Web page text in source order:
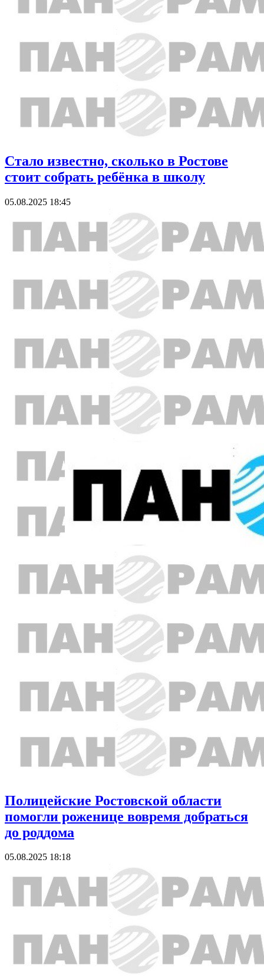
Стало известно, сколько в Ростове
стоит собрать ребёнка в школу
05.08.2025 18:45
Полицейские Ростовской области
помогли роженице вовремя добраться
до роддома
05.08.2025 18:18